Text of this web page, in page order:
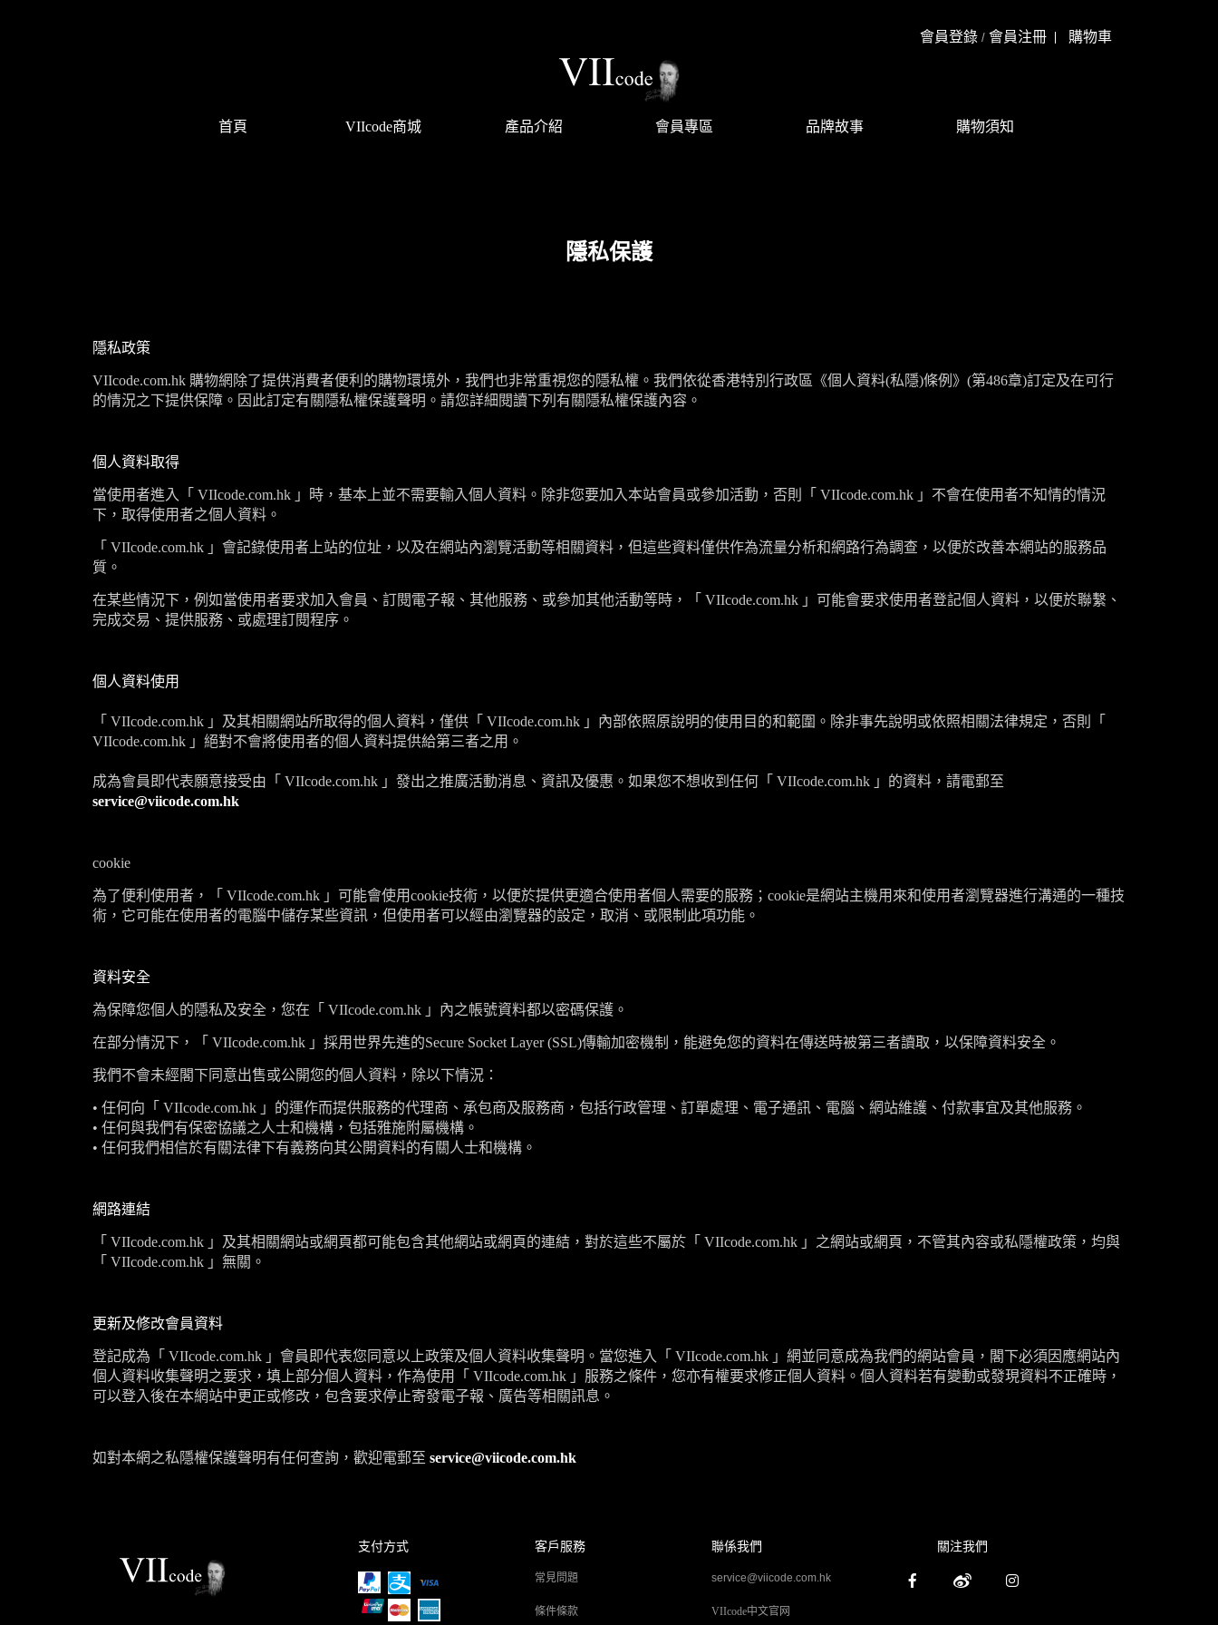
會員登錄 / 會員注冊 購物車
首頁 VIIcode商城 產品介紹 會員專區 品牌故事 購物須知
隱私保護
隱私政策
VIIcode.com.hk 購物網除了提供消費者便利的購物環境外，我們也非常重視您的隱私權。我們依從香港特別行政區《個人資料(私隱)條例》 (第486章)訂定及在可行
的情況之下提供保障。因此訂定有關隱私權保護聲明。請您詳細閱讀下列有關隱私權保護內容。
個人資料取得
當使用者進入「 VIIcode.com.hk 」時，基本上並不需要輸入個人資料。除非您要加入本站會員或參加活動，否則「 VIIcode.com.hk 」不會在使用者不知情的情況
下，取得使用者之個人資料。
「 VIIcode.com.hk 」會記錄使用者上站的位址，以及在網站內瀏覽活動等相關資料，但這些資料僅供作為流量分析和網路行為調查，以便於改善本網站的服務品
質。
在某些情況下，例如當使用者要求加入會員、訂閱電子報、其他服務、或參加其他活動等時，「 VIIcode.com.hk 」可能會要求使用者登記個人資料，以便於聯繫、
完成交易、提供服務、或處理訂閱程序。
個人資料使用
「 VIIcode.com.hk 」及其相關網站所取得的個人資料，僅供「 VIIcode.com.hk 」內部依照原說明的使用目的和範圍。除非事先說明或依照相關法律規定，否則「
VIIcode.com.hk 」絕對不會將使用者的個人資料提供給第三者之用。
成為會員即代表願意接受由「 VIIcode.com.hk 」發出之推廣活動消息、資訊及優惠。如果您不想收到任何「 VIIcode.com.hk 」的資料，請電郵至
service@viicode.com.hk
cookie
為了便利使用者，「 VIIcode.com.hk 」可能會使用cookie技術，以便於提供更適合使用者個人需要的服務； cookie是網站主機用來和使用者瀏覽器進行溝通的一種技
術，它可能在使用者的電腦中儲存某些資訊，但使用者可以經由瀏覽器的設定，取消、或限制此項功能。
資料安全
為保障您個人的隱私及安全，您在「 VIIcode.com.hk 」內之帳號資料都以密碼保護。
在部分情況下，「 VIIcode.com.hk 」採用世界先進的Secure Socket Layer (SSL)傳輸加密機制，能避免您的資料在傳送時被第三者讀取，以保障資料安全。
我們不會未經閣下同意出售或公開您的個人資料，除以下情況：
• 任何向「 VIIcode.com.hk 」的運作而提供服務的代理商、承包商及服務商，包括行政管理、訂單處理、電子通訊、電腦、網站維護、付款事宜及其他服務。
• 任何與我們有保密協議之人士和機構，包括雅施附屬機構。
• 任何我們相信於有關法律下有義務向其公開資料的有關人士和機構。
網路連結
「 VIIcode.com.hk 」及其相關網站或網頁都可能包含其他網站或網頁的連結，對於這些不屬於「 VIIcode.com.hk 」之網站或網頁，不管其內容或私隱權政策，均與
「 VIIcode.com.hk 」無關。
更新及修改會員資料
登記成為「 VIIcode.com.hk 」會員即代表您同意以上政策及個人資料收集聲明。當您進入「 VIIcode.com.hk 」網並同意成為我們的網站會員，閣下必須因應網站內
個人資料收集聲明之要求，填上部分個人資料，作為使用「 VIIcode.com.hk 」服務之條件，您亦有權要求修正個人資料。個人資料若有變動或發現資料不正確時，
可以登入後在本網站中更正或修改，包含要求停止寄發電子報、廣告等相關訊息。
如對本網之私隱權保護聲明有任何查詢，歡迎電郵至 service@viicode.com.hk
支付方式 客戶服務
常見問題
條件條款
聯係我們
service@viicode.com.hk
VIIcode中文官网
關注我們
  